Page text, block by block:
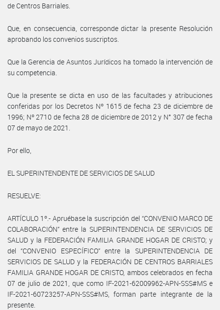
de Centros Barriales.
Que, en consecuencia, corresponde dictar la presente Resolución
aprobando los convenios suscriptos.
Que la Gerencia de Asuntos Jurídicos ha tomado la intervención de
su competencia.
Que la presente se dicta en uso de las facultades y atribuciones
conferidas por los Decretos Nº 1615 de fecha 23 de diciembre de
1996; Nº 2710 de fecha 28 de diciembre de 2012 y N° 307 de fecha
07 de mayo de 2021.
Por ello,
EL SUPERINTENDENTE DE SERVICIOS DE SALUD
RESUELVE:
ARTÍCULO 1º.- Apruébase la suscripción del “CONVENIO MARCO DE
COLABORACIÓN” entre la SUPERINTENDENCIA DE SERVICIOS DE
SALUD y la FEDERACIÓN FAMILIA GRANDE HOGAR DE CRISTO; y
del “CONVENIO ESPECÍFICO” entre la SUPERINTENDENCIA DE
SERVICIOS DE SALUD y la FEDERACIÓN DE CENTROS BARRIALES
FAMILIA GRANDE HOGAR DE CRISTO, ambos celebrados en fecha
07 de julio de 2021, que como IF-2021-62009962-APN-SSS#MS e
IF-2021-60723257-APN-SSS#MS, forman parte integrante de la
presente.